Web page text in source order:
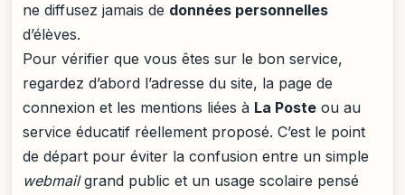
ne diffusez jamais de données personnelles
d’élèves.
Pour vérifier que vous êtes sur le bon service,
regardez d’abord l’adresse du site, la page de
connexion et les mentions liées à La Poste ou au
service éducatif réellement proposé. C’est le point
de départ pour éviter la confusion entre un simple
webmailgrand public et un usage scolaire pensé